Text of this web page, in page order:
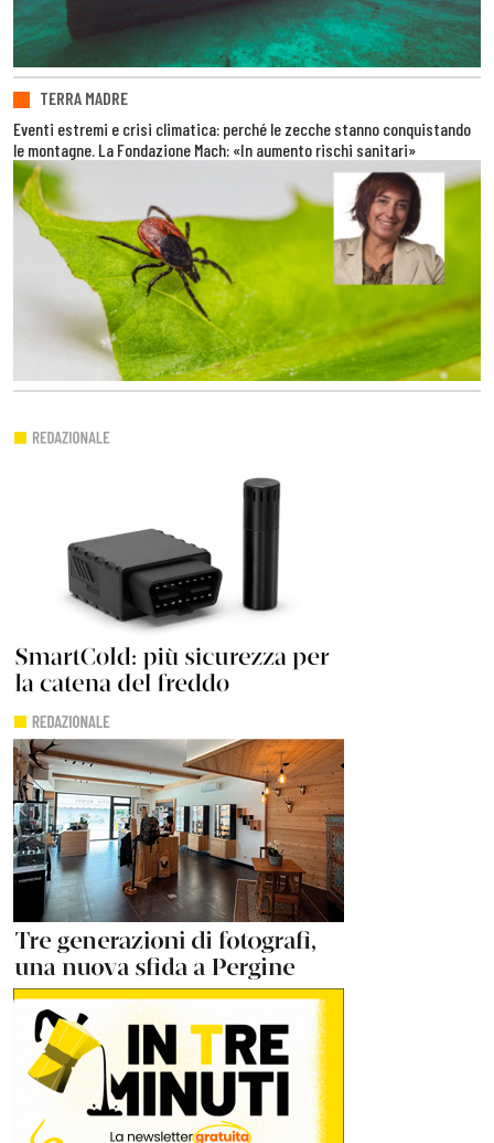
TERRA MADRE
Eventi estremi e crisi climatica: perché le zecche stanno conquistando
le montagne. La Fondazione Mach: «In aumento rischi sanitari»